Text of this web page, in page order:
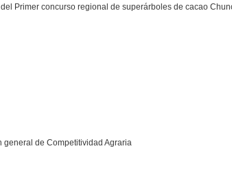
Primer concurso regional de superárboles de cacao
general de Competitividad Agraria